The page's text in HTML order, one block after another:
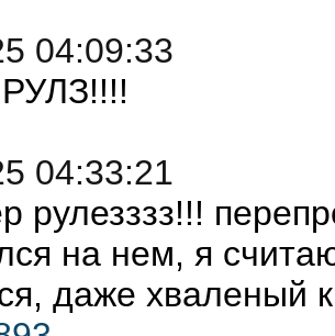
04:09:33
04:33:21
рулезззз!!!
на нем, я
даже хваленый